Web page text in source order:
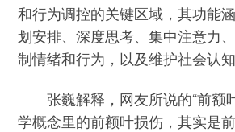
和行为调控的关键区域，其功能
划安排、深度思考、集中注意力
制情绪和行为，以及维护社会认知
张巍解释，网友所说的“前额
学概念里的前额叶损伤，其实是